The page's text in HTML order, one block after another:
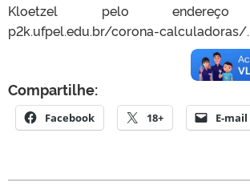
Kloetzel pelo endereço
p2k.ufpel.edu.br/corona-calculadoras/.
Compartilhe:
Facebook 18+ E-mail